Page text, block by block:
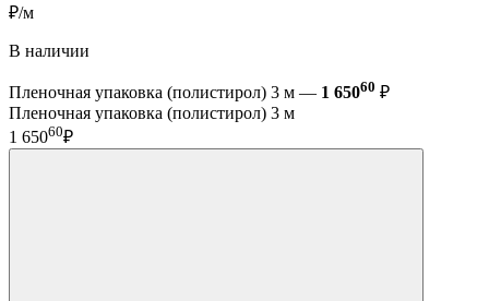
₽/м
В наличии
Пленочная упаковка (полистирол) 3 м — 1 65060 ₽
Пленочная упаковка (полистирол) 3 м
1 65060₽